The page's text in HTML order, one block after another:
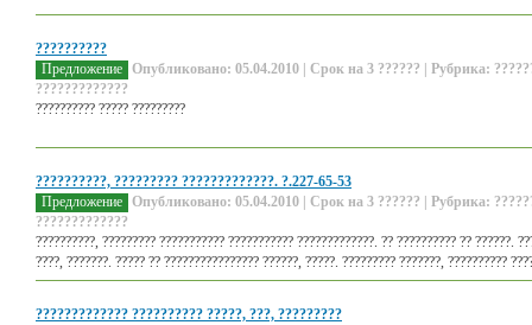
??????????
Предложение Опубликовано: 05.04.2010 | Срок на 3 ?????? | Рубрика:
?????????????
?????????? ????? ?????????
??????????, ????????? ?????????????. ?.227-65-53
Предложение Опубликовано: 05.04.2010 | Срок на 3 ?????? | Рубрика:
?????????????
??????????, ????????? ??????????? ??????????? ?????????????. ?? ?????????? ?? ??????.
????, ???????. ????? ?? ???????????????? ??????, ?????. ????????? ???????, ??????????
????????????? ?????????? ?????, ???, ?????????